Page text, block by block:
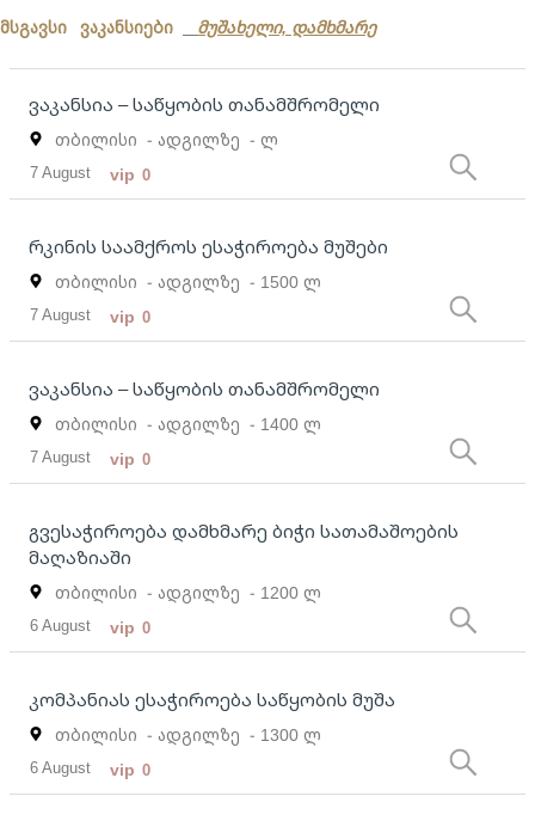
მსგავსი ვაკანსიები მუშახელი, დამხმარე
ვაკანსია – საწყობის თანამშრომელი
თბილისი - ადგილზე - ლ
7 August vip 0
რკინის საამქროს ესაჭიროება მუშები
თბილისი - ადგილზე - 1500 ლ
7 August vip 0
ვაკანსია – საწყობის თანამშრომელი
თბილისი - ადგილზე - 1400 ლ
7 August vip 0
გვესაჭიროება დამხმარე ბიჭი სათამაშოების
მაღაზიაში
თბილისი - ადგილზე - 1200 ლ
6 August vip 0
კომპანიას ესაჭიროება საწყობის მუშა
თბილისი - ადგილზე - 1300 ლ
6 August vip 0